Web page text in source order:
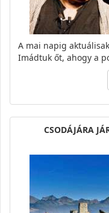
A mai napig
Imádtuk őt, ahogy a
CSODÁJÁRA